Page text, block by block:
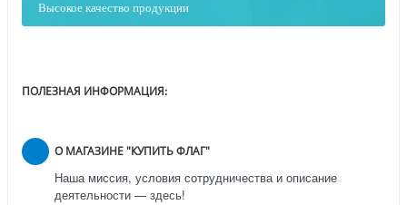
Высокое качество продукции
ПОЛЕЗНАЯ ИНФОРМАЦИЯ:
О МАГАЗИНЕ "КУПИТЬ ФЛАГ"
Наша миссия, условия сотрудничества и описание
деятельности — здесь!